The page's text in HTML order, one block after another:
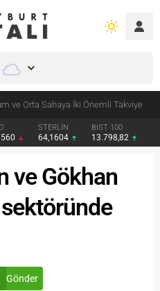
Jandarma Mesleği Tanıtıldı
STERLİN
64,1604
BIST 100
13.798,82
ve Gökhan
Gönder